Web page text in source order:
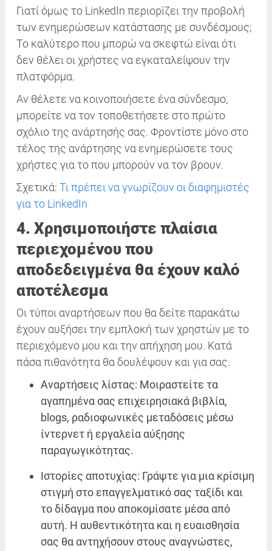
Γιατί όμως το LinkedIn περιορίζει την προβολή
των ενημερώσεων κατάστασης με συνδέσμους;
Το καλύτερο που μπορώ να σκεφτώ είναι ότι
δεν θέλει οι χρήστες να εγκαταλείψουν την
πλατφόρμα.
Αν θέλετε να κοινοποιήσετε ένα σύνδεσμο,
μπορείτε να τον τοποθετήσετε στο πρώτο
σχόλιο της ανάρτησής σας. Φροντίστε μόνο στο
τέλος της ανάρτησης να ενημερώσετε τους
χρήστες για το που μπορούν να τον βρουν.
Σχετικά: Τι πρέπει να γνωρίζουν οι διαφημιστές
για το LinkedIn
4. Χρησιμοποιήστε πλαίσια
περιεχομένου που
αποδεδειγμένα θα έχουν καλό
αποτέλεσμα
Οι τύποι αναρτήσεων που θα δείτε παρακάτω
έχουν αυξήσει την εμπλοκή των χρηστών με το
περιεχόμενο μου και την απήχηση μου. Κατά
πάσα πιθανότητα θα δουλέψουν και για σας.
Αναρτήσεις λίστας: Μοιραστείτε τα
αγαπημένα σας επιχειρησιακά βιβλία,
blogs, ραδιοφωνικές μεταδόσεις μέσω
ίντερνετ ή εργαλεία αύξησης
παραγωγικότητας.
Ιστορίες αποτυχίας: Γράψτε για μια κρίσιμη
στιγμή στο επαγγελματικό σας ταξίδι και
το δίδαγμα που αποκομίσατε μέσα από
αυτή. Η αυθεντικότητα και η ευαισθησία
σας θα αντηχήσουν στους αναγνώστες,